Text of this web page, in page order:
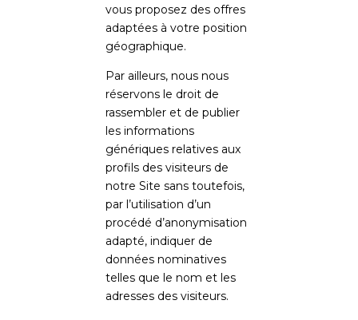
vous proposez des offres
adaptées à votre position
géographique.
Par ailleurs, nous nous
réservons le droit de
rassembler et de publier
les informations
génériques relatives aux
profils des visiteurs de
notre Site sans toutefois,
par l’utilisation d’un
procédé d’anonymisation
adapté, indiquer de
données nominatives
telles que le nom et les
adresses des visiteurs.